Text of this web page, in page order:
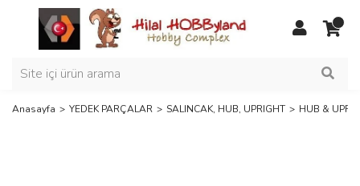
Anasayfa YEDEK PARÇALAR SALINCAK, HUB, UPRIGHT HUB &